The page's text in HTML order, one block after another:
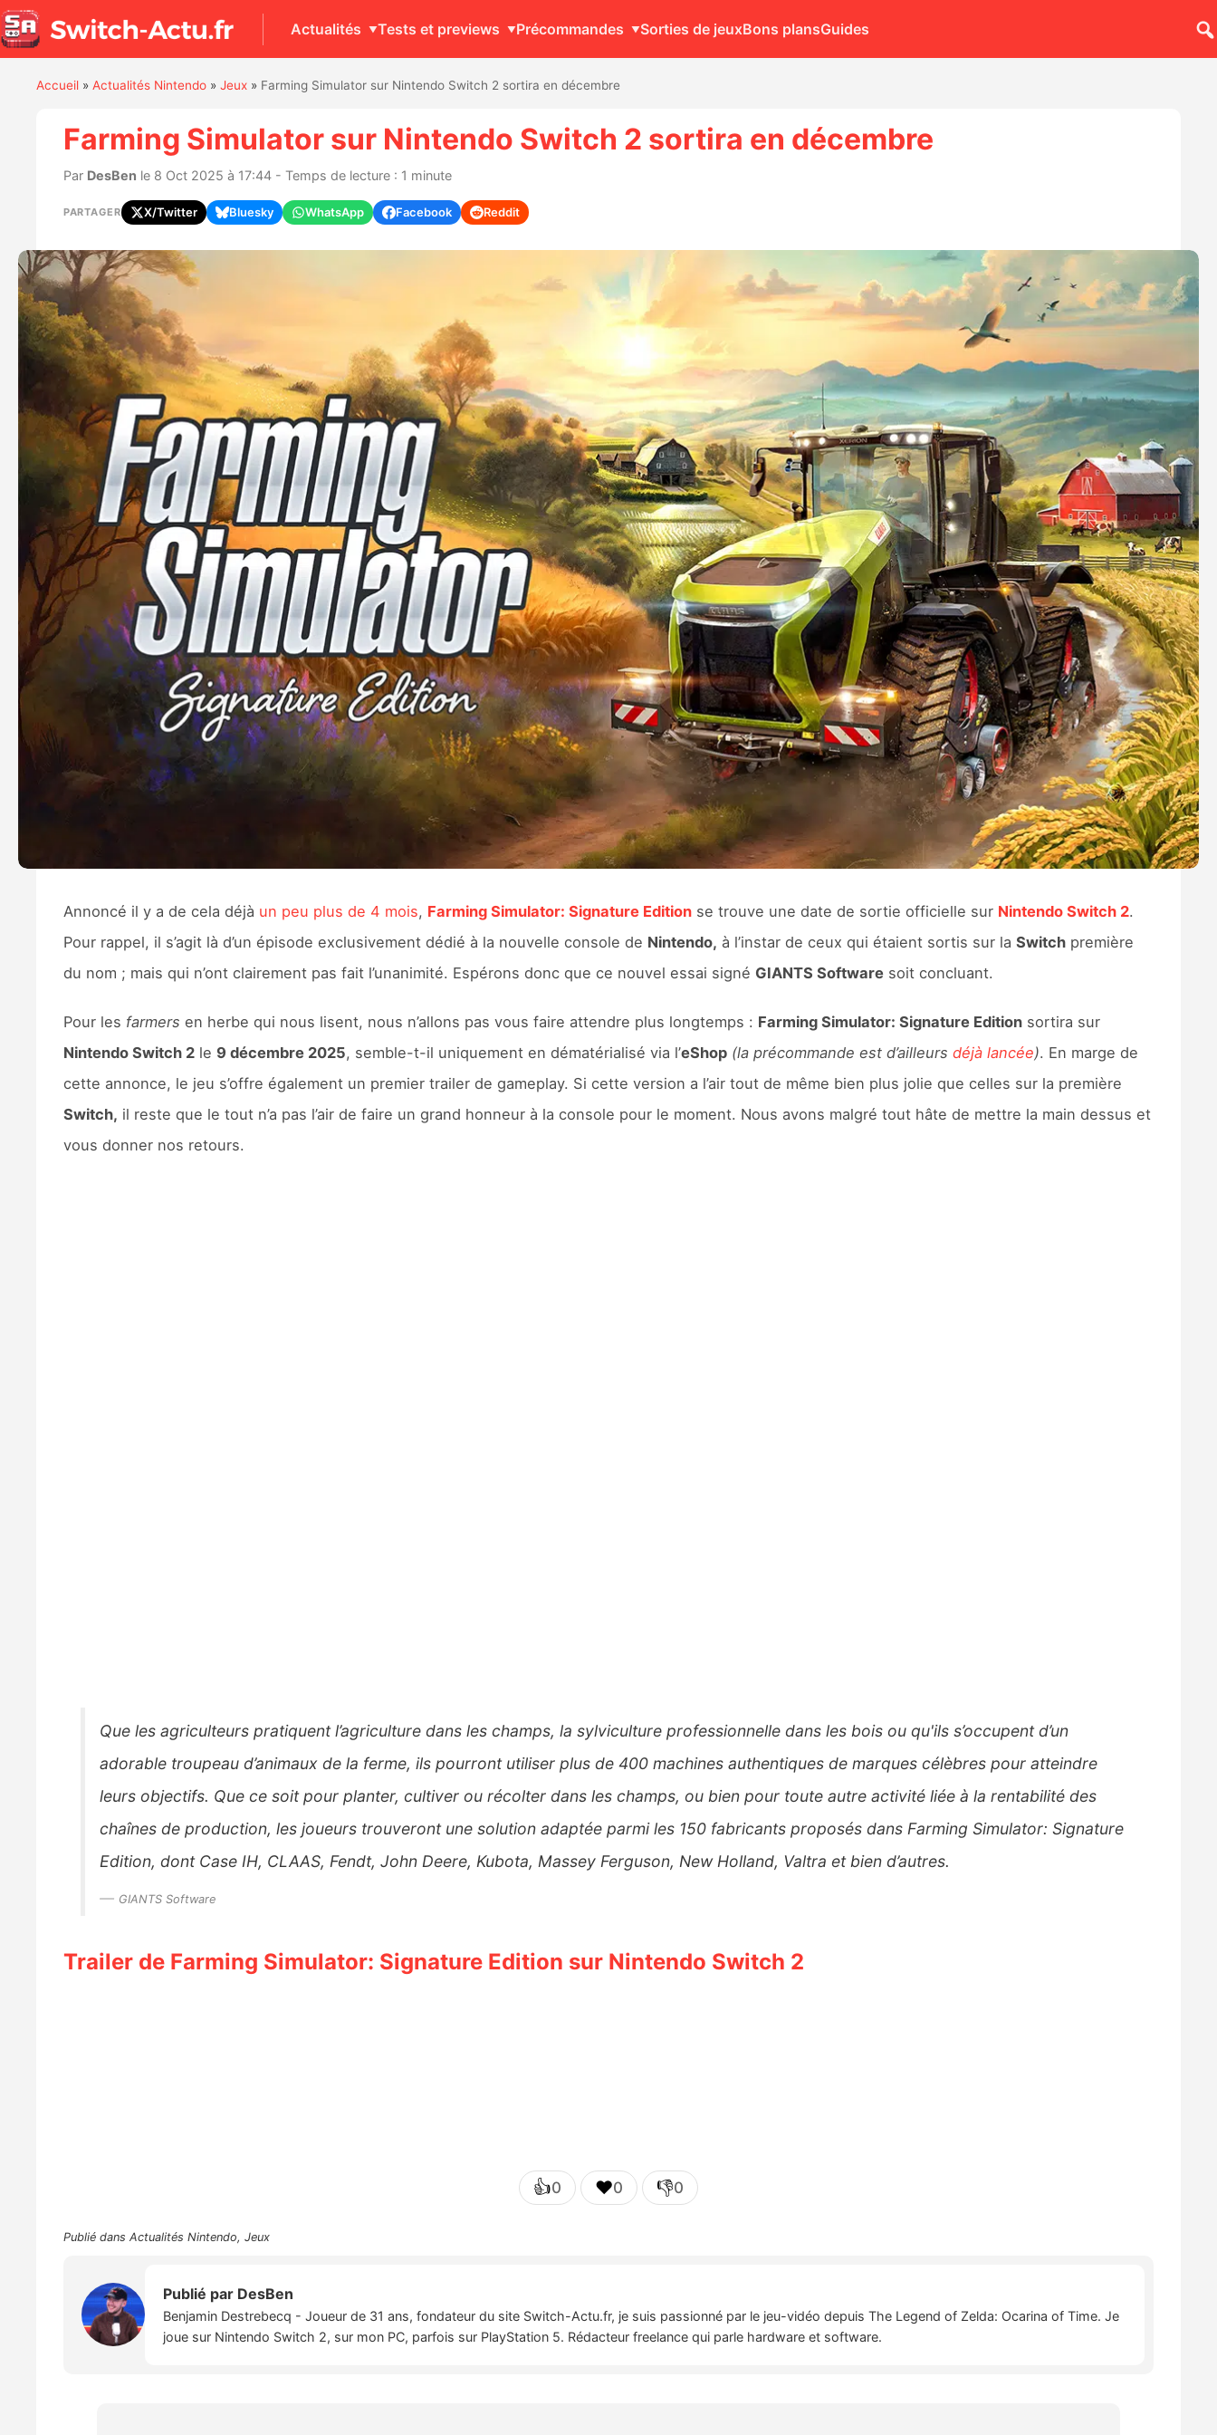
Actualités Tests et previews Précommandes Sorties de jeuxBons plansGuides
Accueil» Actualités Nintendo» Jeux» Farming Simulator sur Nintendo Switch 2 sortira en décembre
Farming Simulator sur Nintendo Switch 2 sortira en décembre
Par DesBen le 8 Oct 2025 à 17:44 - Temps de lecture : 1 minute
PARTAGER X/Twitter Bluesky WhatsApp Facebook Reddit
Annoncé il y a de cela déjà un peu plus de 4 mois, Farming Simulator: Signature Editionse trouve une date de sortie officielle sur Nintendo Switch 2.
Pour rappel, il s’agit là d’un épisode exclusivement dédié à la nouvelle console de Nintendo, à l’instar de ceux qui étaient sortis sur la Switchpremière
du nom ; mais qui n’ont clairement pas fait l’unanimité. Espérons donc que ce nouvel essai signé GIANTS Softwaresoit concluant.
Pour les farmers en herbe qui nous lisent, nous n’allons pas vous faire attendre plus longtemps : Farming Simulator: Signature Editionsortira sur
Nintendo Switch 2le 9 décembre 2025, semble-t-il uniquement en dématérialisé via l’eShop (la précommande est d’ailleurs déjà lancée). En marge de
cette annonce, le jeu s’offre également un premier trailer de gameplay. Si cette version a l’air tout de même bien plus jolie que celles sur la première
Switch, il reste que le tout n’a pas l’air de faire un grand honneur à la console pour le moment. Nous avons malgré tout hâte de mettre la main dessus et
vous donner nos retours.
Que les agriculteurs pratiquent l’agriculture dans les champs, la sylviculture professionnelle dans les bois ou qu'ils s’occupent d’un
adorable troupeau d’animaux de la ferme, ils pourront utiliser plus de 400 machines authentiques de marques célèbres pour atteindre
leurs objectifs. Que ce soit pour planter, cultiver ou récolter dans les champs, ou bien pour toute autre activité liée à la rentabilité des
chaînes de production, les joueurs trouveront une solution adaptée parmi les 150 fabricants proposés dans Farming Simulator: Signature
Edition, dont Case IH, CLAAS, Fendt, John Deere, Kubota, Massey Ferguson, New Holland, Valtra et bien d’autres.
GIANTS Software
Trailer de Farming Simulator: Signature Edition sur Nintendo Switch 2
👍0 ❤️0 👎0
Publié dans Actualités Nintendo, Jeux
Publié par DesBen
Benjamin Destrebecq - Joueur de 31 ans, fondateur du site Switch-Actu.fr, je suis passionné par le jeu-vidéo depuis The Legend of Zelda: Ocarina of Time. Je
joue sur Nintendo Switch 2, sur mon PC, parfois sur PlayStation 5. Rédacteur freelance qui parle hardware et software.